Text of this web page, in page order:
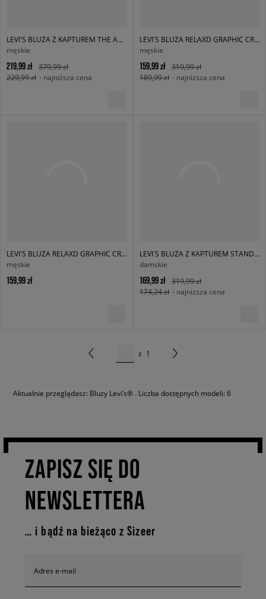
LEVI'S BLUZA Z KAPTUREM THE AUTHENTIC HOODIE BLACKS
męskie
219,99 zł
379,99 zł
229,99 zł - najniższa cena
LEVI'S BLUZA RELAXD GRAPHIC CREW NEUTRALS
męskie
159,99 zł
319,99 zł
189,99 zł - najniższa cena
LEVI'S BLUZA RELAXD GRAPHIC CREW GREENS
męskie
159,99 zł
LEVI'S BLUZA Z KAPTUREM STANDARD HOODIE
damskie
169,99 zł
319,99 zł
174,24 zł - najniższa cena
z 1
Aktualnie przeglądasz: Bluzy Levi’s® . Liczba dostępnych modeli: 6
ZAPISZ SIĘ DO
NEWSLETTERA
… i bądź na bieżąco z Sizeer
Adres e-mail